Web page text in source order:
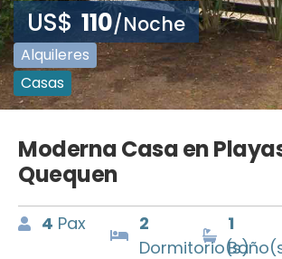
US$ 110/Noche
Alquileres
Casas
Moderna Casa en
Quequen
4 Pax
2
Dormitorio(s)
1